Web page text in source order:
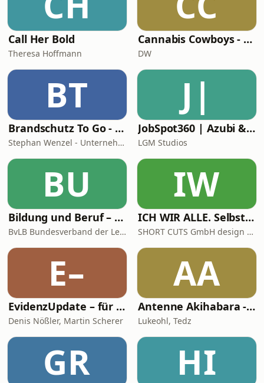
depressive Schübe, den Preis der
Schnelll
Call Her Bold
Theresa Hoffmann
Cannabis Cowboys - Die JuicyFields-Saga
DW
BT
Brandschutz To Go - News, Tipps und Anekdoten aus der Sicherheitstechnik
Stephan Wenzel - Unternehmensberatung zur DIN 14675 Zertifizierung
J|
JobSpot360 | Azubi & Karriere Podcast
LGM Studios
BU
Bildung und Beruf – der Podcast des BvLB mit Martin Lang und Pascal Koch
BvLB Bundesverband der Lehrkräfte für Berufsbildung e.V.
IW
ICH WIR ALLE. Selbst + Team + Werte-Entwicklung
SHORT CUTS GmbH design + kommunikation
E–
EvidenzUpdate – für klügere Medizin
Denis Nößler, Martin Scherer
AA
Antenne Akihabara - Ein deutscher Anime-Plausch
Lukeohl, Tedz
GR HI